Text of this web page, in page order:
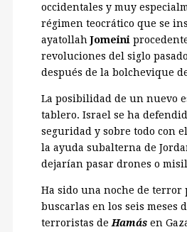
occidentales y muy
régimen teocrático que se
ayatollahJomeini
revoluciones del siglo
después de la bolchevique
La posibilidad de un nuevo
tablero. Israel se ha
seguridad y sobre todo con
la ayuda subalterna de
dejarían pasar drones o
Ha sido una noche de terror
buscarlas en los seis meses
terroristas de Hamás en